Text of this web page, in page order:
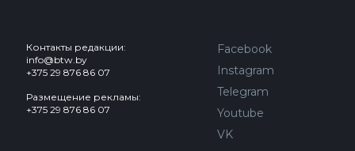
Контакты редакции:
info@btw.by
+375 29 876 86 07
Размещение рекламы:
+375 29 876 86 07
Facebook
Instagram
Telegram
Youtube
VK